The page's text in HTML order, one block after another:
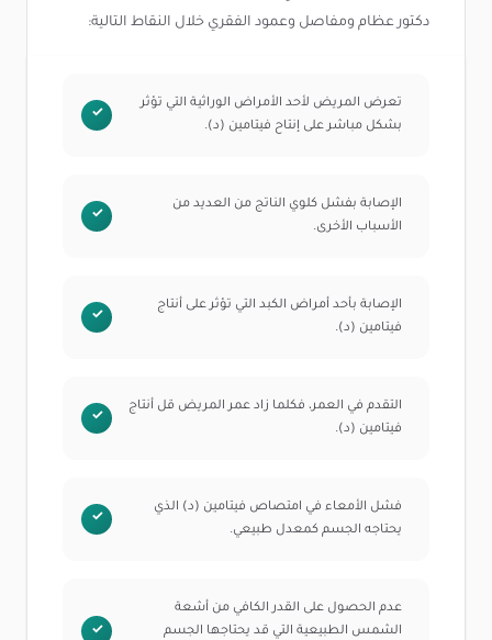
دكتور عظام ومفاصل وعمود الفقري خلال النقاط التالية:
تعرض المريض لأحد الأمراض الوراثية التي تؤثر
بشكل مباشر على إنتاح فيتامين (د).
الإصابة بفشل كلوي الناتج من العديد من
الأسباب الأخرى.
الإصابة بأحد أمراض الكبد التي تؤثر على أنتاج
فيتامين (د).
التقدم في العمر، فكلما زاد عمر المريض قل أنتاج
فيتامين (د).
فشل الأمعاء في امتصاص فيتامين (د) الذي
يحتاجه الجسم كمعدل طبيعي.
عدم الحصول على القدر الكافي من أشعة
الشمس الطبيعية التي قد يحتاجها الجسم